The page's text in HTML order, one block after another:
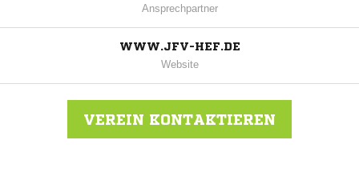
Ansprechpartner
WWW.JFV-HEF.DE
Website
VEREIN KONTAKTIEREN